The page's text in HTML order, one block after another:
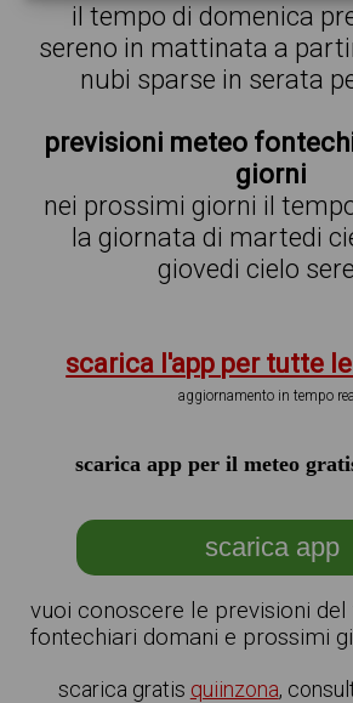
il tempo di domenica
sereno in mattinata a
nubi sparse in serata
previsioni meteo
giorni
nei prossimi giorni il
la giornata di martedi
giovedi cielo
scarica l'app per tutte
aggiornamento in tempo
scarica app per il meteo
scarica app
vuoi conoscere le previsioni
fontechiari domani e prossimi
scarica gratis quiinzona,